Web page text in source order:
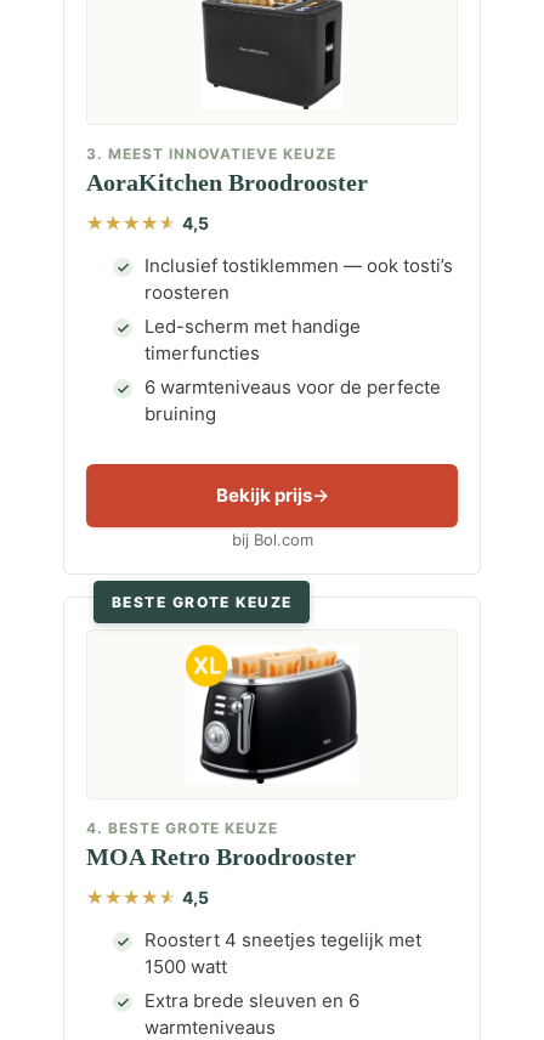
3. MEEST INNOVATIEVE KEUZE
AoraKitchen Broodrooster
4,5
Inclusief tostiklemmen — ook tosti’s
roosteren
Led-scherm met handige
timerfuncties
6 warmteniveaus voor de perfecte
bruining
Bekijk prijs
bij Bol.com
BESTE GROTE KEUZE
4. BESTE GROTE KEUZE
MOA Retro Broodrooster
4,5
Roostert 4 sneetjes tegelijk met
1500 watt
Extra brede sleuven en 6
warmteniveaus